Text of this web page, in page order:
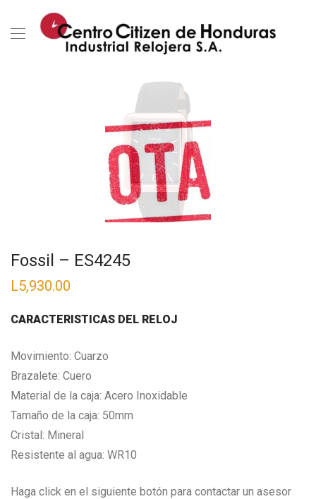
Fossil – ES4245
L5,930.00
CARACTERISTICAS DEL RELOJ
Movimiento: Cuarzo
Brazalete: Cuero
Material de la caja: Acero Inoxidable
Tamaño de la caja: 50mm
Cristal: Mineral
Resistente al agua: WR10
Haga click en el siguiente botón para contactar un asesor